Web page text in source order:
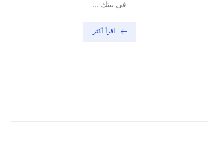
فى بيتك ...
اقرأ أكثر